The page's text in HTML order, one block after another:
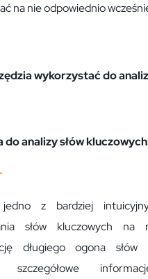
na nie odpowiednio
wykorzystać do
do analizy słów
z bardziej
słów kluczowych na
długiego ogona słów
szczegółowe